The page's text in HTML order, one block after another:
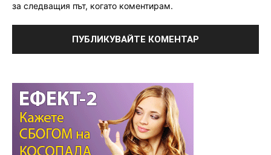
за следващия път, когато коментирам.